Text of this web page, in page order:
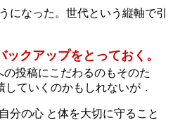
なった。世代という縦軸で引
ックアップをとっておく。
の投稿にこだわるのもそのた
ていくのかもしれないが．
分の心 と体を大切に守ること